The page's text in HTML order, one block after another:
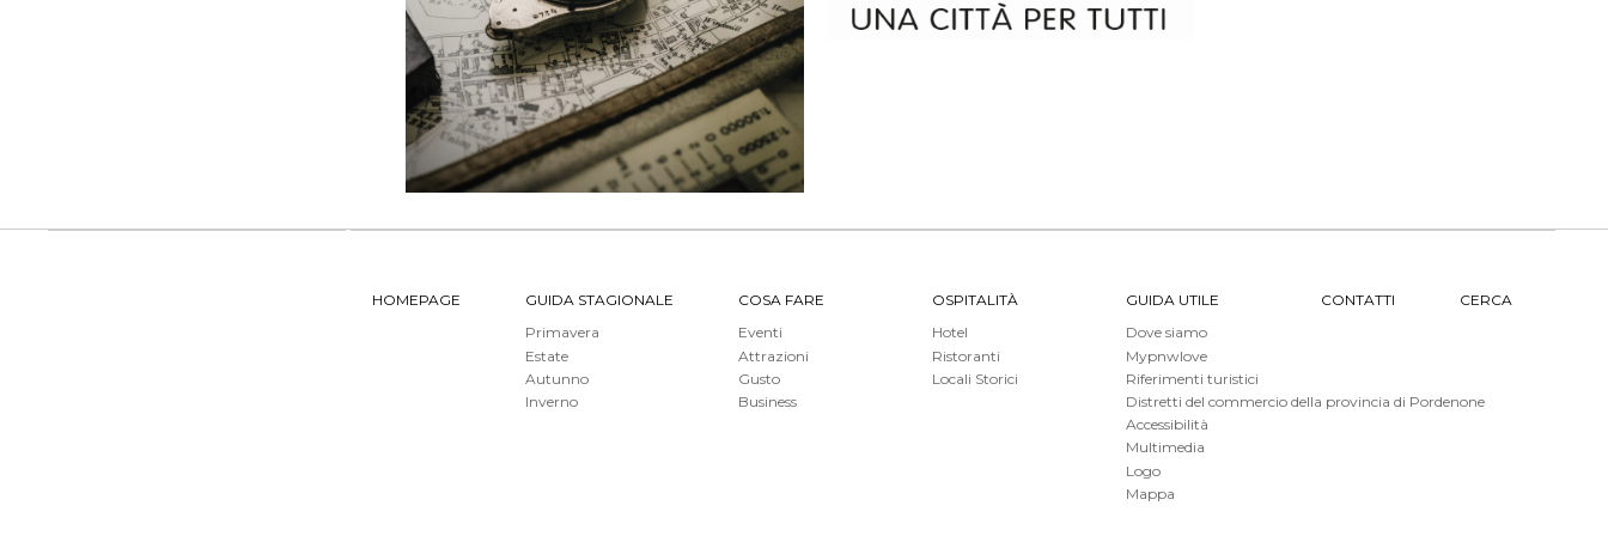
HOMEPAGE
GUIDA STAGIONALE
Primavera
Estate
Autunno
Inverno
COSA FARE
Eventi
Attrazioni
Gusto
Business
OSPITALITÀ
Hotel
Ristoranti
Locali Storici
GUIDA UTILE
Dove siamo
Mypnwlove
Riferimenti turistici
Distretti del commercio della provincia di Pordenone
Accessibilità
Multimedia
Logo
Mappa
CONTATTI CERCA